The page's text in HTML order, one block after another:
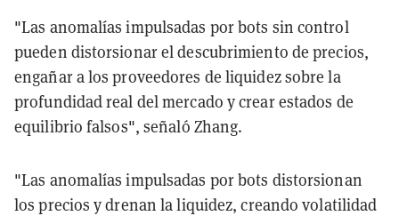
"Las anomalías impulsadas por bots sin control
pueden distorsionar el descubrimiento de precios,
engañar a los proveedores de liquidez sobre la
profundidad real del mercado y crear estados de
equilibrio falsos", señaló Zhang.
"Las anomalías impulsadas por bots distorsionan
los precios y drenan la liquidez, creando volatilidad